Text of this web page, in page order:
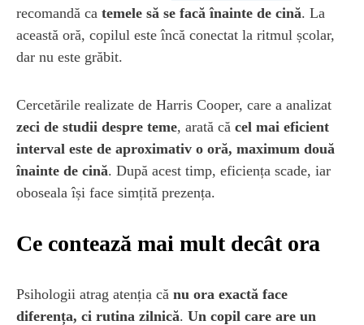
recomandă ca temele să se facă înainte de cină. La
această oră, copilul este încă conectat la ritmul școlar,
dar nu este grăbit.
Cercetările realizate de Harris Cooper, care a analizat
zeci de studii despre teme, arată că cel mai eficient
interval este de aproximativ o oră, maximum două
înainte de cină. După acest timp, eficiența scade, iar
oboseala își face simțită prezența.
Ce contează mai mult decât ora
Psihologii atrag atenția că nu ora exactă face
diferența, ci rutina zilnică. Un copil care are un